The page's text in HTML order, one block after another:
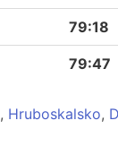
79:18
79:47
, Hruboskalsko,